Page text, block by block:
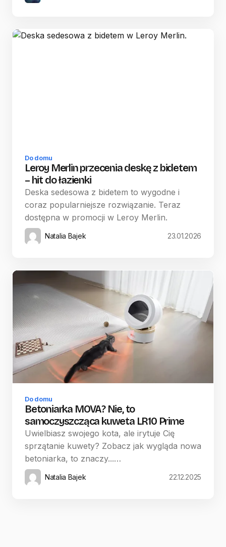
Do domu
Leroy Merlin przecenia deskę z bidetem
– hit do łazienki
Deska sedesowa z bidetem to wygodne i
coraz popularniejsze rozwiązanie. Teraz
dostępna w promocji w Leroy Merlin.
Natalia Bajek 23.01.2026
Do domu
Betoniarka MOVA? Nie, to
samoczyszcząca kuweta LR10 Prime
Uwielbiasz swojego kota, ale irytuje Cię
sprzątanie kuwety? Zobacz jak wygląda nowa
betoniarka, to znaczy...…
Natalia Bajek 22.12.2025